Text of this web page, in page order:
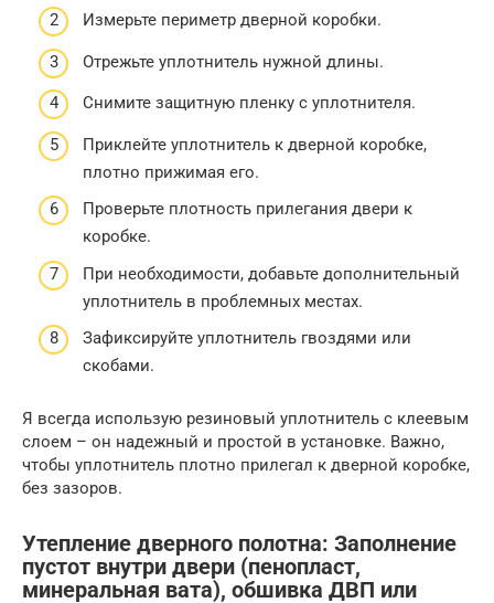
Измерьте периметр дверной коробки.
Отрежьте уплотнитель нужной длины.
Снимите защитную пленку с уплотнителя.
Приклейте уплотнитель к дверной коробке,
плотно прижимая его.
Проверьте плотность прилегания двери к
коробке.
При необходимости, добавьте дополнительный
уплотнитель в проблемных местах.
Зафиксируйте уплотнитель гвоздями или
скобами.
Я всегда использую резиновый уплотнитель с клеевым
слоем – он надежный и простой в установке. Важно,
чтобы уплотнитель плотно прилегал к дверной коробке,
без зазоров.
Утепление дверного полотна: Заполнение
пустот внутри двери (пенопласт,
минеральная вата), обшивка ДВП или